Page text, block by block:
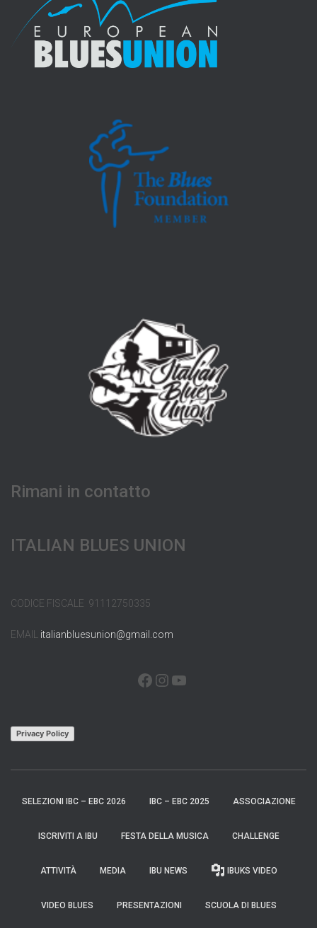
Rimani in contatto
ITALIAN BLUES UNION
CODICE FISCALE 91112750335
EMAIL italianbluesunion@gmail.com
FACEBOOK INSTAGRAM
Privacy Policy
SELEZIONI IBC – EBC 2026 IBC – EBC 2025 ASSOCIAZIONE
ISCRIVITI A IBU FESTA DELLA MUSICA CHALLENGE
ATTIVITÀ MEDIA IBU NEWS IBUKS VIDEO
VIDEO BLUES PRESENTAZIONI SCUOLA DI BLUES